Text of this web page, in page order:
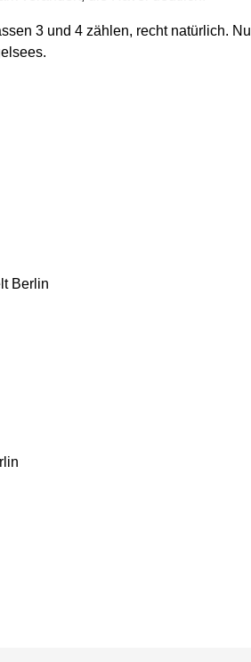
3 und 4 zählen, recht natürlich.
Berlin